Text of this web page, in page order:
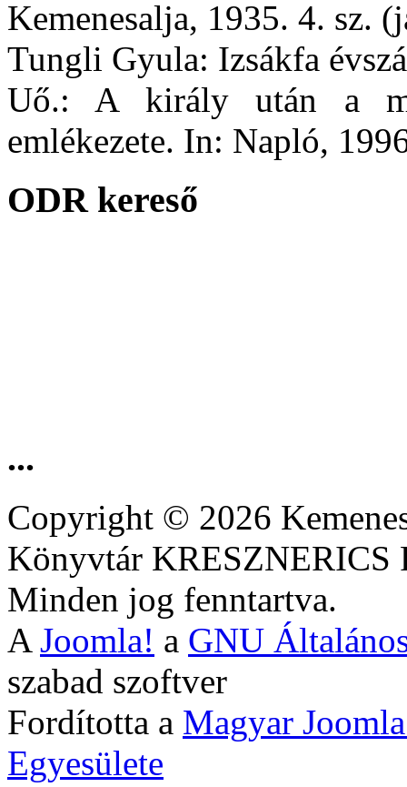
Kemenesalja, 1935. 4. sz.
Tungli Gyula: Izsákfa
Uő.: A király után a
emlékezete. In: Napló,
ODR kereső
...
Copyright © 2026
Könyvtár
Minden jog fenntartva.
A Joomla! a GNU
szabad szoftver
Fordította a Magyar
Egyesülete